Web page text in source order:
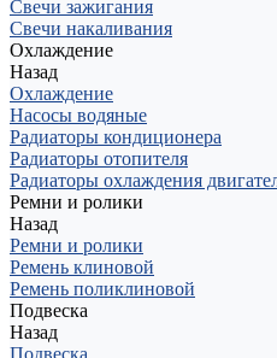
Свечи зажигания
Свечи накаливания
Охлаждение
Назад
Охлаждение
Насосы водяные
Радиаторы кондиционера
Радиаторы отопителя
Радиаторы охлаждения
Ремни и ролики
Назад
Ремни и ролики
Ремень клиновой
Ремень поликлиновой
Подвеска
Назад
Подвеска